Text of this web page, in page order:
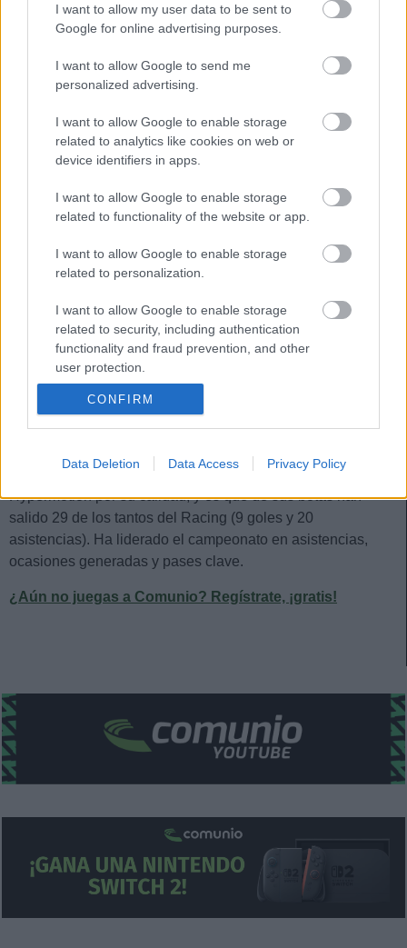
I want to allow my user data to be sent to
Google for online advertising purposes.
I want to allow Google to send me
personalized advertising.
I want to allow Google to enable storage
related to analytics like cookies on web or
device identifiers in apps.
I want to allow Google to enable storage
related to functionality of the website or app.
I want to allow Google to enable storage
related to personalization.
I want to allow Google to enable storage
related to security, including authentication
functionality and fraud prevention, and other
user protection.
CONFIRM
Data Deletion Data Access Privacy Policy
Arabia Saudí está encuadrada en
el Grupo H del Mundial. ¿Cuál
árabe?
2. Andrés Martín (Delantero, 329 puntos)
El delantero sevillano ha completado una temporada
espectacular con el Racing, siendo su principal referente
ofensivo cómo muestran sus 23 goles y 9 asistencias. Logró
329 puntos en Comunio de Segunda, tercera mejor marca
del curso. La próxima campaña tendrá la oportunidad de
mostrar ese gran nivel en Primera, dónde tan sólo ha
disputado 16 partidos durante su carrera.
1. Íñigo Vicente (Centrocampista, 357 puntos)
El mejor futbolista del Racing enComunio de Segundaha
un auténtico calvario para las defensas de LaLiga
Hypermotion por su calidad, y es que de sus botas han
salido 29 de los tantos del Racing (9 goles y 20
asistencias). Ha liderado el campeonato en asistencias,
ocasiones generadas y pases clave.
¿Aún no juegas a Comunio? Regístrate, ¡gratis!